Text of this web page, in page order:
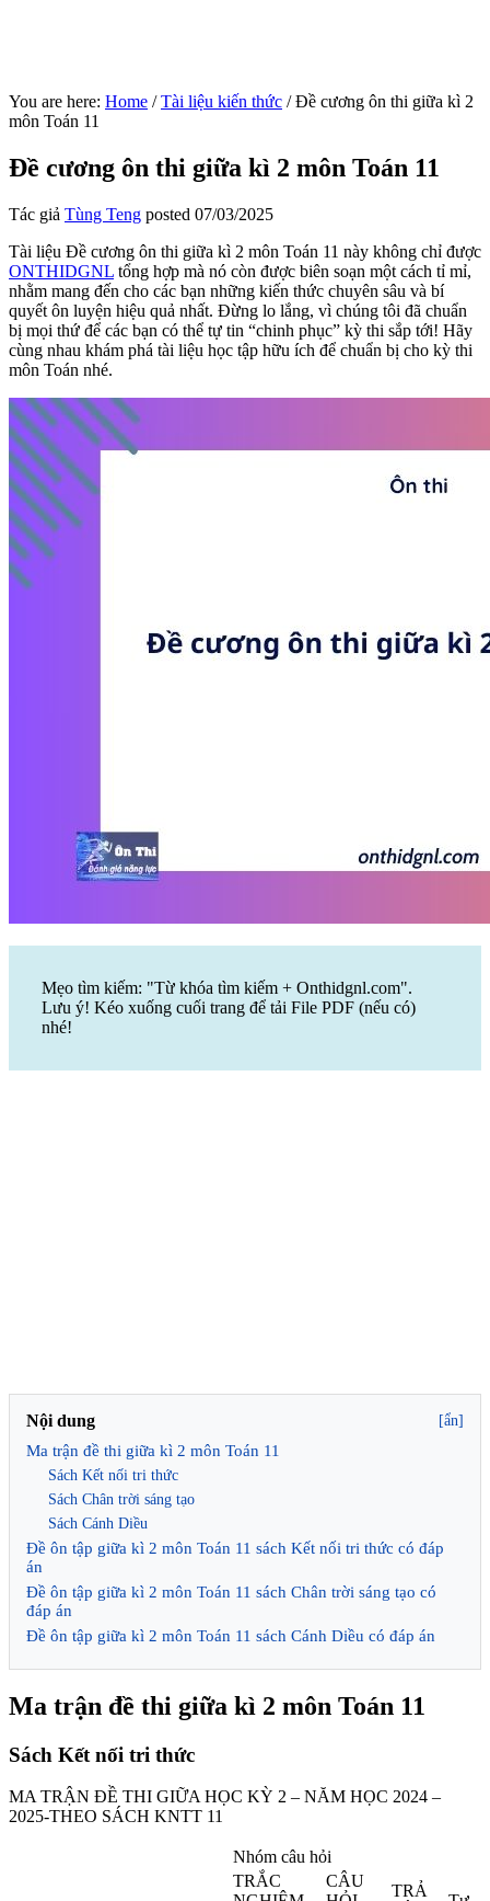
You are here: Home / Tài liệu kiến thức /Đề cương ôn thi giữa kì 2
môn Toán 11
Đề cương ôn thi giữa kì 2 môn Toán 11
Tác giả Tùng Teng posted 07/03/2025
Tài liệu Đề cương ôn thi giữa kì 2 môn Toán 11 này không chỉ được
ONTHIDGNL tổng hợp mà nó còn được biên soạn một cách tỉ mỉ,
nhằm mang đến cho các bạn những kiến thức chuyên sâu và bí
quyết ôn luyện hiệu quả nhất. Đừng lo lắng, vì chúng tôi đã chuẩn
bị mọi thứ để các bạn có thể tự tin “chinh phục” kỳ thi sắp tới! Hãy
cùng nhau khám phá tài liệu học tập hữu ích để chuẩn bị cho kỳ thi
môn Toán nhé.
Mẹo tìm kiếm: "Từ khóa tìm kiếm + Onthidgnl.com".
Lưu ý! Kéo xuống cuối trang để tải File PDF (nếu có)
nhé!
Nội dung [ẩn]
Ma trận đề thi giữa kì 2 môn Toán 11
Sách Kết nối tri thức
Sách Chân trời sáng tạo
Sách Cánh Diều
Đề ôn tập giữa kì 2 môn Toán 11 sách Kết nối tri thức có đáp
án
Đề ôn tập giữa kì 2 môn Toán 11 sách Chân trời sáng tạo có
đáp án
Đề ôn tập giữa kì 2 môn Toán 11 sách Cánh Diều có đáp án
Ma trận đề thi giữa kì 2 môn Toán 11
Sách Kết nối tri thức
MA TRẬN ĐỀ THI GIỮA HỌC KỲ 2 – NĂM HỌC 2024 –
2025-THEO SÁCH KNTT 11
Nhóm câu hỏi
TRẮC
CÂU
TRẢ